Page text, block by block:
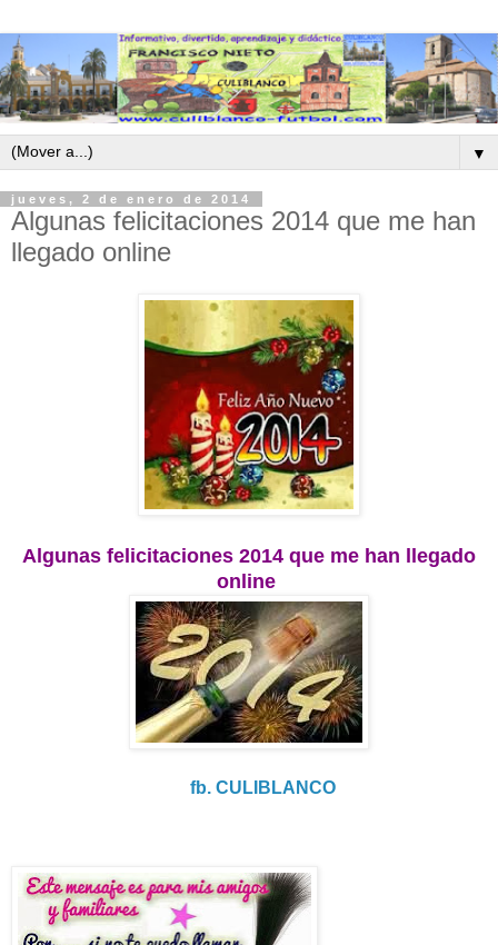
▼
jueves, 2 de enero de 2014
Algunas felicitaciones 2014 que me han
llegado online
Algunas felicitaciones 2014 que me han llegado
online
fb. CULIBLANCO